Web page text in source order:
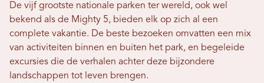
De vijf grootste nationale parken ter wereld, ook wel
bekend als de Mighty 5, bieden elk op zich al een
complete vakantie. De beste bezoeken omvatten een mix
van activiteiten binnen en buiten het park, en begeleide
excursies die de verhalen achter deze bijzondere
landschappen tot leven brengen.